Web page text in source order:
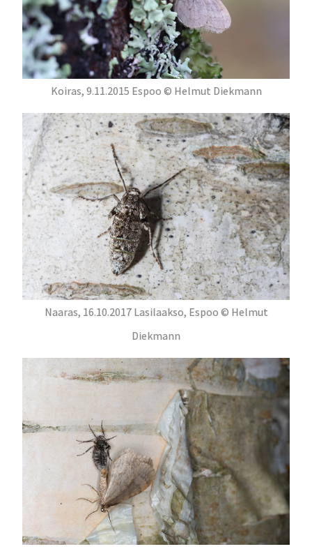
Koiras, 9.11.2015 Espoo © Helmut Diekmann
Naaras, 16.10.2017 Lasilaakso, Espoo © Helmut
Diekmann